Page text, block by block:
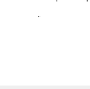
по далёким
постоянно